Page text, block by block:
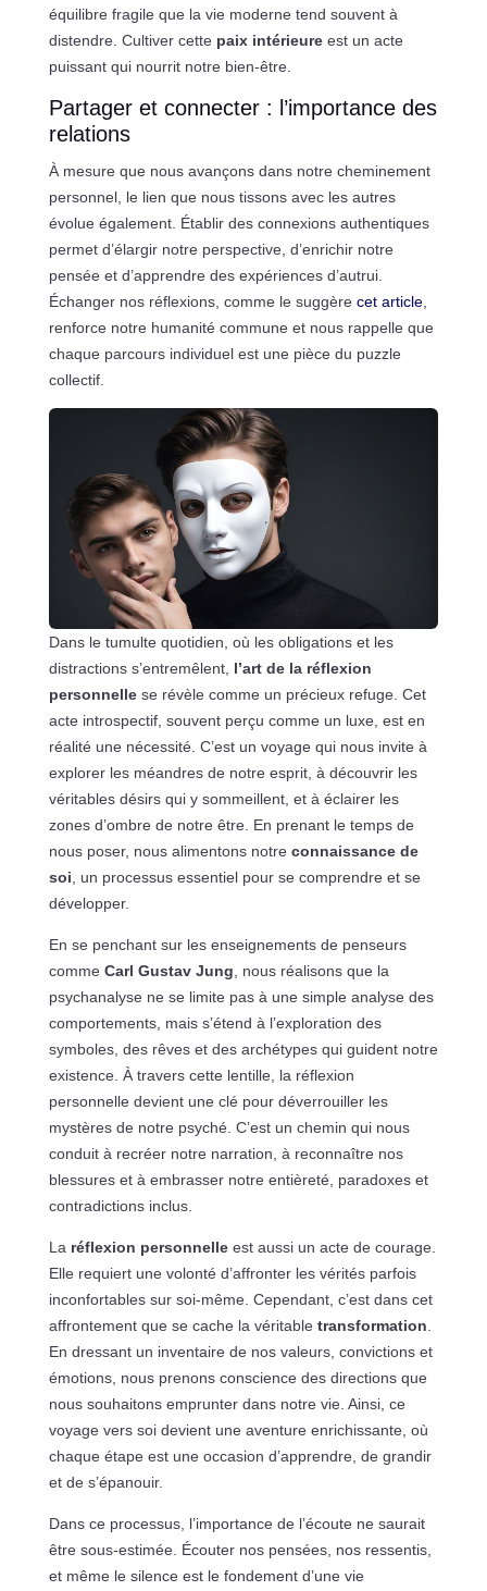
équilibre fragile que la vie moderne tend souvent à
distendre. Cultiver cette paix intérieureest un acte
puissant qui nourrit notre bien-être.
Partager et connecter : l’importance des
relations
À mesure que nous avançons dans notre cheminement
personnel, le lien que nous tissons avec les autres
évolue également. Établir des connexions authentiques
permet d’élargir notre perspective, d’enrichir notre
pensée et d’apprendre des expériences d’autrui.
Échanger nos réflexions, comme le suggère cet article,
renforce notre humanité commune et nous rappelle que
chaque parcours individuel est une pièce du puzzle
collectif.
Dans le tumulte quotidien, où les obligations et les
distractions s’entremêlent, l’art de la réflexion
personnellese révèle comme un précieux refuge. Cet
acte introspectif, souvent perçu comme un luxe, est en
réalité une nécessité. C’est un voyage qui nous invite à
explorer les méandres de notre esprit, à découvrir les
véritables désirs qui y sommeillent, et à éclairer les
zones d’ombre de notre être. En prenant le temps de
nous poser, nous alimentons notre connaissance de
soi , un processus essentiel pour se comprendre et se
développer.
En se penchant sur les enseignements de penseurs
comme Carl Gustav Jung , nous réalisons que la
psychanalyse ne se limite pas à une simple analyse des
comportements, mais s’étend à l’exploration des
symboles, des rêves et des archétypes qui guident notre
existence. À travers cette lentille, la réflexion
personnelle devient une clé pour déverrouiller les
mystères de notre psyché. C’est un chemin qui nous
conduit à recréer notre narration, à reconnaître nos
blessures et à embrasser notre entièreté, paradoxes et
contradictions inclus.
La réflexion personnelleest aussi un acte de courage.
Elle requiert une volonté d’affronter les vérités parfois
inconfortables sur soi-même. Cependant, c’est dans cet
affrontement que se cache la véritable transformation
En dressant un inventaire de nos valeurs, convictions et
émotions, nous prenons conscience des directions que
nous souhaitons emprunter dans notre vie. Ainsi, ce
voyage vers soi devient une aventure enrichissante, où
chaque étape est une occasion d’apprendre, de grandir
et de s’épanouir.
Dans ce processus, l’importance de l’écoute ne saurait
être sous-estimée. Écouter nos pensées, nos ressentis,
et même le silence est le fondement d’une vie